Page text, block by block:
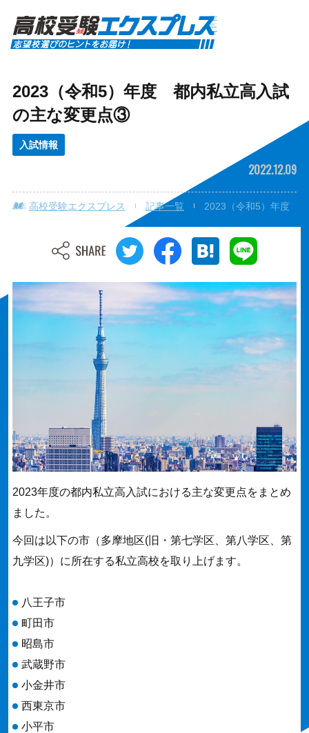
2023（令和5）年度 都内私立高入試
の主な変更点③
入試情報
2022.12.09
高校受験エクスプレス 記事一覧 2023（令和5）年度
2023年度の都内私立高入試における主な変更点をまとめ
ました。
今回は以下の市（多摩地区(旧・第七学区、第八学区、第
九学区)）に所在する私立高校を取り上げます。
八王子市
町田市
昭島市
武蔵野市
小金井市
西東京市
小平市